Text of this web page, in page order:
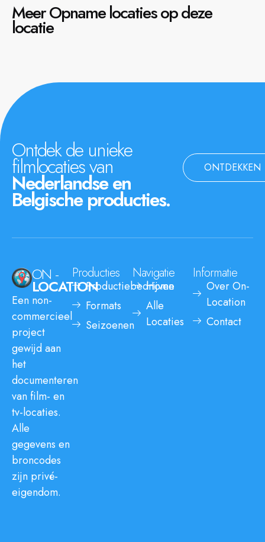
Meer Opname locaties op deze
locatie
Ontdek de unieke
filmlocaties van
Nederlandse en
Belgische producties.
ONTDEKKEN
ON -
LOCATION
Een non-
commercieel
project
gewijd aan
het
documenteren
van film- en
tv-locaties.
Alle
gegevens en
broncodes
zijn privé-
eigendom.
Producties
Productiebedrijven
Formats
Seizoenen
Navigatie
Home
Alle
Locaties
Informatie
Over On-
Location
Contact